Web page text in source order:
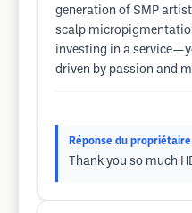
generation of SMP
scalp
investing in a
driven by passion and
Réponse du propriétaire
Thank you so much